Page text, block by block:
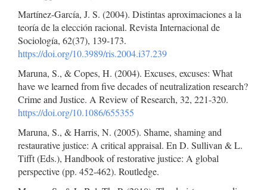
Martínez-García, J. S. (2004). Distintas aproximaciones a la
teoría de la elección racional. Revista Internacional de
Sociología, 62(37), 139-173.
https://doi.org/10.3989/ris.2004.i37.239
Maruna, S., & Copes, H. (2004). Excuses, excuses: What
have we learned from five decades of neutralization research?
Crime and Justice. A Review of Research, 32, 221-320.
https://doi.org/10.1086/655355
Maruna, S., & Harris, N. (2005). Shame, shaming and
restaurative justice: A critical appraisal. En D. Sullivan & L.
Tifft (Eds.), Handbook of restorative justice: A global
perspective (pp. 452-462). Routledge.